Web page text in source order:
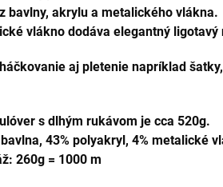
bavlny, akrylu a metalického
vlákno dodáva elegantný ligotavý
aj pletenie napríklad
s dlhým rukávom je cca 520g.
43% polyakryl, 4% metalické
260g = 1000 m